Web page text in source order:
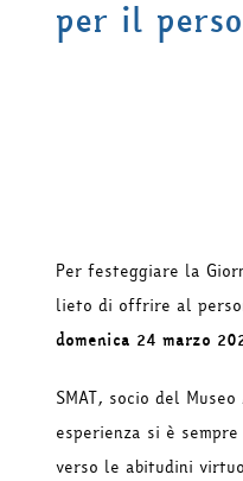
per il
Per festeggiare la
lieto di offrire al
domenica 24 marzo
SMAT, socio del
esperienza si è
verso le abitudini